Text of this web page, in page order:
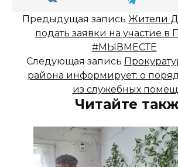
Предыдущая запись Жители
подать заявки на участие в
#МЫВМЕСТЕ
Следующая запись
района информирует: о
из служебных
Читайте